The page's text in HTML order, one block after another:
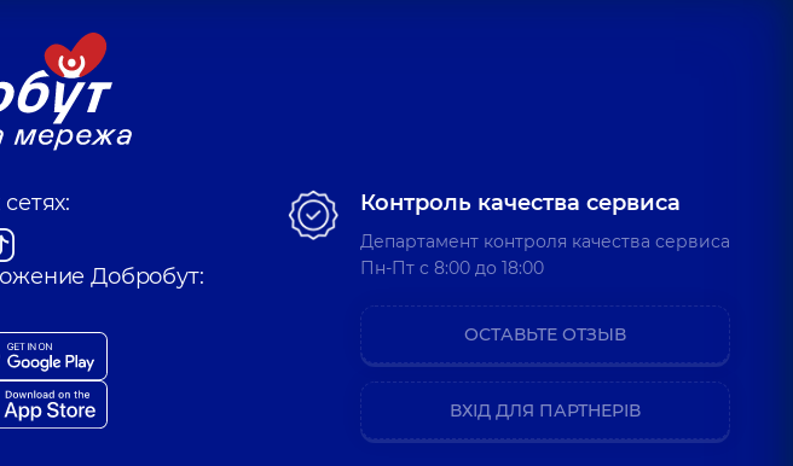
Добробут:
Контроль качества сервиса
Департамент контроля качества сервиса
Пн-Пт c 8:00 до 18:00
ОСТАВЬТЕ ОТЗЫВ
ВХІД ДЛЯ ПАРТНЕРІВ